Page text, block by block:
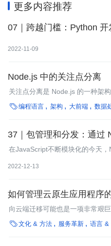
更多内容推荐
07｜跨越门槛：Python
2022-11-09
Node.js 中的关注点分离
关注点分离是 Node.js 的一种架
重构和良好的代码协作。通过遵
终的系统是稳定和可维护的。
编程语言 架构 大前端 数据
37｜包管理和分发：通过
在JavaScript不断模块化的今天，
他开发者所提供的工具，但我们
2022-12-13
如何管理云原生应用程序
向云端迁移可能也是一项非常艰巨
文化 & 方法 服务革新 语言 &